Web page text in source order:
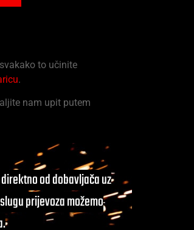
to učinite
.
nam upit putem
direktno od dobavljača uz
prijevoza možemo